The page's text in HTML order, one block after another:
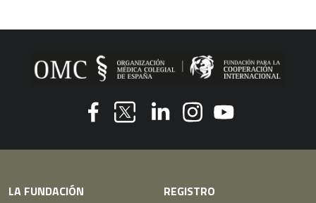
LA FUNDACIÓN
REGISTRO